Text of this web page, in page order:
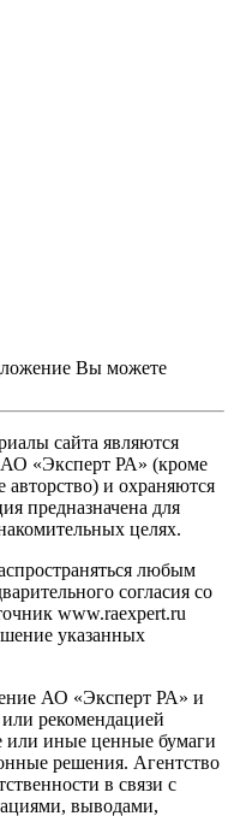
Вы можете
сайта являются
АО «Эксперт РА» (кроме
авторство) и охраняются
предназначена для
целях.
любым
согласия со
www.raexpert.ru
указанных
АО «Эксперт РА» и
рекомендацией
или иные ценные бумаги
решения. Агентство
в связи с
выводами,